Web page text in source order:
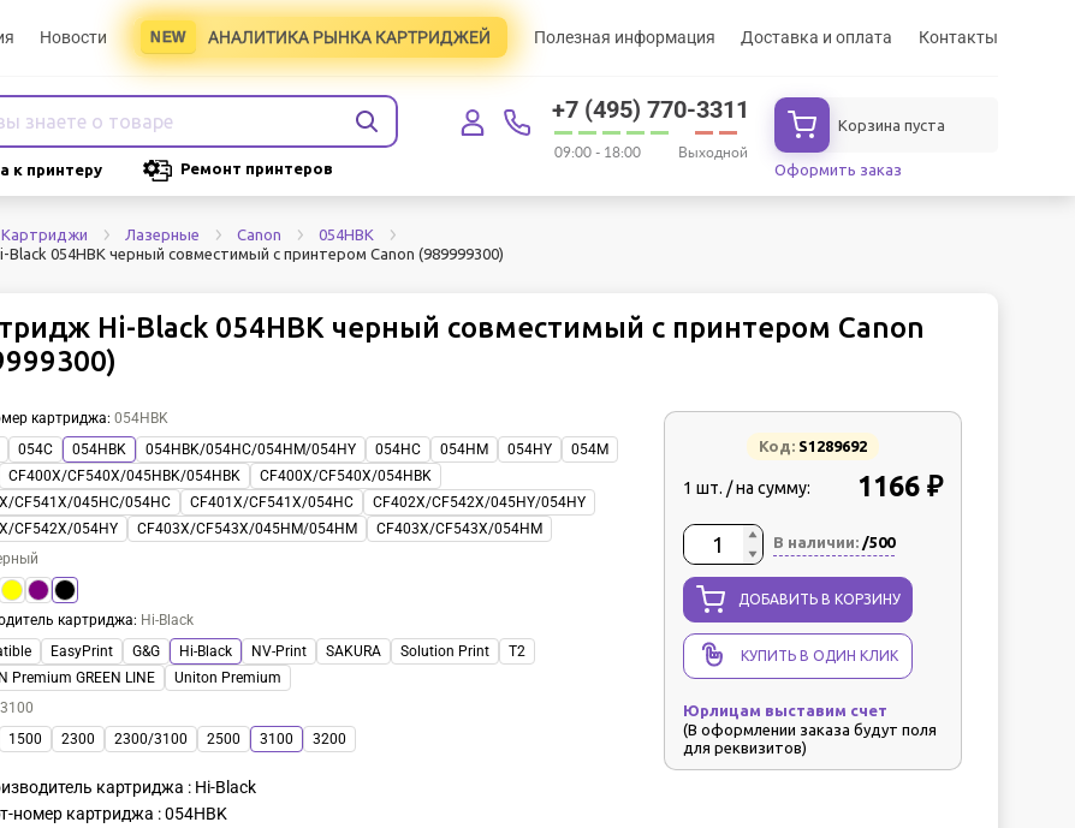
Новости АНАЛИТИКА РЫНКА КАРТРИДЖЕЙ Полезная информация Доставка и оплата Контакты
к принтеру Ремонт принтеров
+7 (495) 770-3311
09:00 - 18:00 Выходной
Корзина пуста
Оформить заказ
Картриджи Лазерные Canon
054HBK
054HBK черный совместимый с принтером Canon (989999300)
Hi-Black 054HBK черный совместимый с принтером Canon
картриджа: 054HBK
054C 054HBK 054HBK/054HC/054HM/054HY 054HC 054HM 054HY
054M
CF400X/CF540X/045HBK/054HBK
CF400X/CF540X/054HBK
CF541X/045HC/054HC
CF401X/CF541X/054HC
CF402X/CF542X/045HY/054HY
CF542X/054HY
CF403X/CF543X/045HM/054HM
CF403X/CF543X/054HM
картриджа: Hi-Black
EasyPrint G&G Hi-Black NV-Print SAKURA Solution Print
T2
Premium GREEN LINE
Uniton Premium
3100
1500 2300 2300/3100 2500 3100 3200
картриджа : Hi-Black
номер картриджа : 054HBK
Код: S1289692
1 шт. / на сумму: 1166 ₽
В наличии: /500
ДОБАВИТЬ В КОРЗИНУ
КУПИТЬ В ОДИН КЛИК
Юрлицам выставим счет
(В оформлении заказа будут поля
для реквизитов)